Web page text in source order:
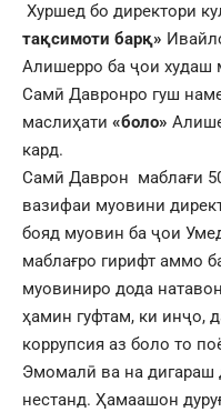
Хуршед бо директори
тақсимоти барқ»
Алишерро ба ҷои худаш
Самӣ Давронро гуш
маслиҳати «боло»
кард.
Самӣ Даврон маблағи
вазифаи муовини
бояд муовин ба ҷои
маблағро гирифт аммо
муовиниро дода
ҳамин гуфтам, ки инҷо,
коррупсия аз боло то
Эмомалӣ ва на дигараш
нестанд. Ҳамаашон